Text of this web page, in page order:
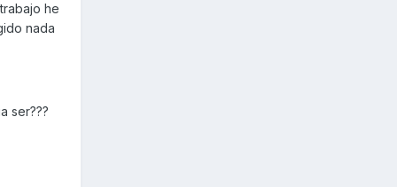
he
nada
ser???